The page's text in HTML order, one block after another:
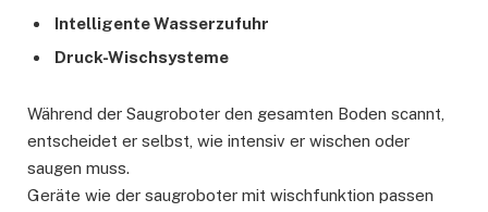
Intelligente Wasserzufuhr
Druck-Wischsysteme
Während der Saugroboter den gesamten Boden scannt,
entscheidet er selbst, wie intensiv er wischen oder
saugen muss.
Geräte wie der saugroboter mit wischfunktion passen